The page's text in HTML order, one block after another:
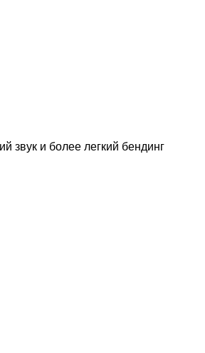
звук и более легкий бендинг